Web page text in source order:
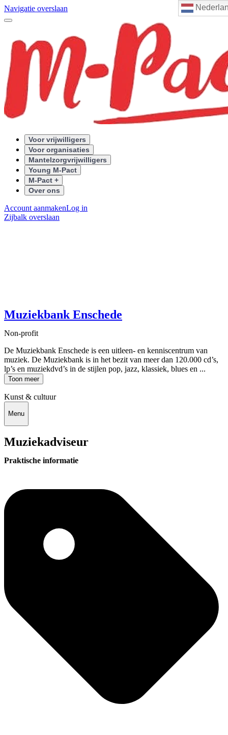
Navigatie overslaan
Voor vrijwilligers
Voor organisaties
Mantelzorgvrijwilligers
Young M-Pact
M-Pact +
Over ons
Account aanmakenLog in
Zijbalk overslaan
Muziekbank Enschede
Non-profit
De Muziekbank Enschede is een uitleen- en kenniscentrum van
muziek. De Muziekbank is in het bezit van meer dan 120.000 cd’s,
lp’s en muziekdvd’s in de stijlen pop, jazz, klassiek, blues en ...
Toon meer
Kunst & cultuur
Menu
Muziekadviseur
Praktische informatie